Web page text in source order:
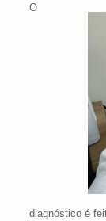
O
diagnóstico é